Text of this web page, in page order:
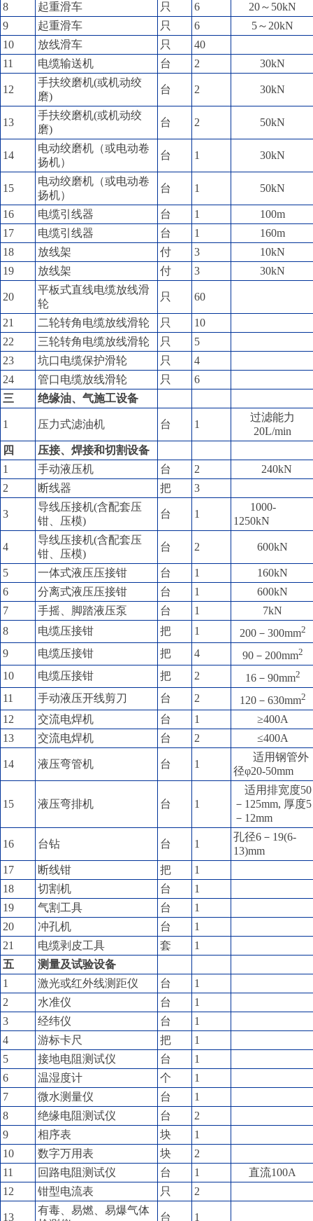
8
起重滑车 只 6
20～50kN
9
起重滑车 只 6
5～20kN
10
放线滑车 只
40
11
电缆输送机 台 2 30kN
12
手扶绞磨机(或机动绞
磨)
台 2 30kN
13
手扶绞磨机(或机动绞
磨)
台 2 50kN
14
电动绞磨机（或电动卷
扬机）
台 1 30kN
15
电动绞磨机（或电动卷
扬机）
台 1 50kN
16 电缆引线器 台 1
100m
17
电缆引线器 台 1
160m
18
放线架 付 3
10kN
19
放线架 付 3 30kN
20
平板式直线电缆放线滑
轮
只 60
21 二轮转角电缆放线滑轮 只
10
22
三轮转角电缆放线滑轮 只
5
23
坑口电缆保护滑轮 只
4
24
管口电缆放线滑轮 只
6
三
绝缘油、气施工设备
1 压力式滤油机 台 1
过滤能力
20L/min
四
压接、焊接和切割设备
1
手动液压机 台 2
240kN
2
断线器 把 3
3
导线压接机(含配套压
钳、压模)
台 1
1000-
1250kN
4
导线压接机(含配套压
钳、压模)
台 2 600kN
5 一体式液压压接钳 台 1
160kN
6
分离式液压压接钳 台 1
600kN
7
手摇、脚踏液压泵 台 1
7kN
8
电缆压接钳 把 1 200－300mm2
9 电缆压接钳 把 4 90－200mm2
10 电缆压接钳 把 2 16－90mm2
11 手动液压开线剪刀 台 2 120－630mm2
12 交流电焊机 台 1
≥400A
13
交流电焊机 台 2 ≤400A
14 液压弯管机 台 1
适用钢管外
径φ20-50mm
15 液压弯排机 台 1
适用排宽度50
－125mm, 厚度5
－12mm
16 台钻 台 1
孔径6－19(6-
13)mm
17
断线钳 把
1
18
切割机 台
1
19
气割工具 台
1
20
冲孔机 台
1
21
电缆剥皮工具 套
1
五
测量及试验设备
1
激光或红外线测距仪 台
1
2
水准仪 台
1
3
经纬仪 台
1
4
游标卡尺 把
1
5
接地电阻测试仪 台
1
6
温湿度计 个
1
7
微水测量仪 台
1
8
绝缘电阻测试仪 台
2
9
相序表 块
1
10
数字万用表 块
2
11
回路电阻测试仪 台 1
直流100A
12
钳型电流表 只 2
13
有毒、易燃、易爆气体
台 1